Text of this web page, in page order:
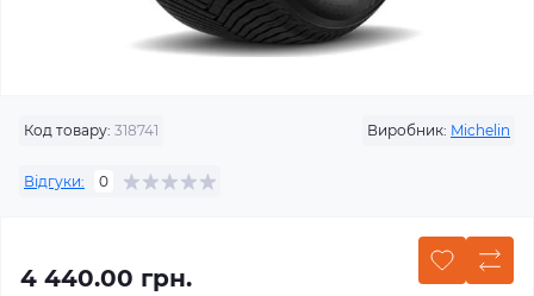
Код товару: 318741 Виробник: Michelin
Відгуки: 0
4 440.00 грн.